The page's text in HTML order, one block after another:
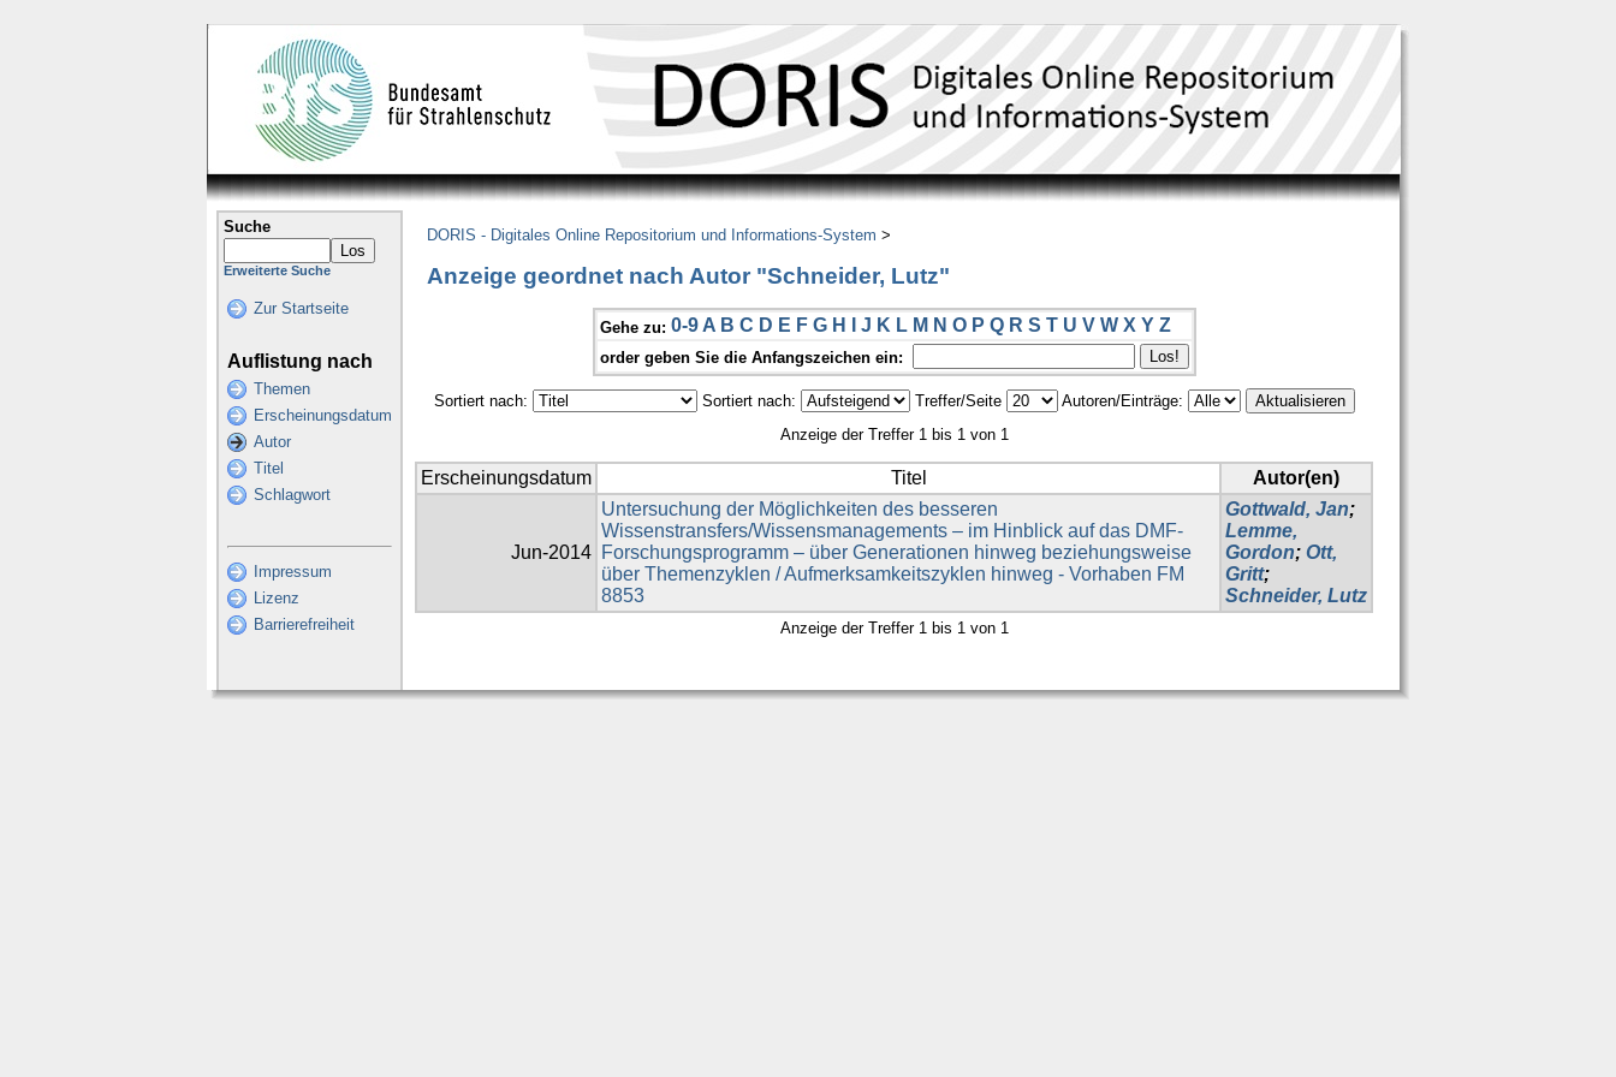
Suche
Erweiterte Suche
Zur Startseite
Auflistung nach
Themen
Erscheinungsdatum
Autor
Titel
Schlagwort
Impressum
Lizenz
Barrierefreiheit
DORIS - Digitales Online Repositorium und Informations-System >
Anzeige geordnet nach Autor "Schneider, Lutz"
Gehe zu: 0-9 A B C D E F G H J K L M N O P Q R S T U V W X Y Z
order geben Sie die Anfangszeichen ein:
Sortiert nach: Sortiert nach: Treffer/Seite
Autoren/Einträge:
Anzeige der Treffer 1 bis 1 von 1
Erscheinungsdatum Titel Autor(en)
Jun-2014
Untersuchung der Möglichkeiten des besseren
Wissenstransfers/Wissensmanagements – im Hinblick auf das DMF-
Forschungsprogramm – über Generationen hinweg beziehungsweise
über Themenzyklen / Aufmerksamkeitszyklen hinweg - Vorhaben FM
8853
Gottwald, Jan;
Lemme,
Gordon; Ott,
Gritt;
Schneider, Lutz
Anzeige der Treffer 1 bis 1 von 1